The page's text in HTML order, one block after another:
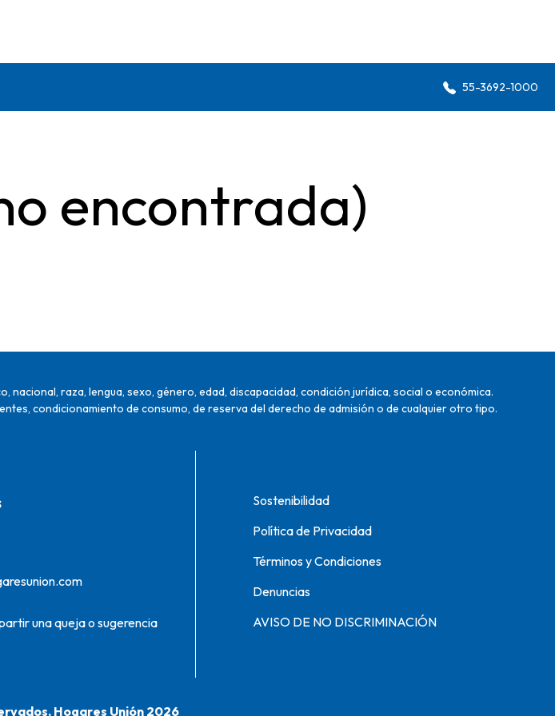
55-3692-1000
encontrada)
raza, lengua, sexo, género, edad, discapacidad, condición jurídica, social o económica.
condicionamiento de consumo, de reserva del derecho de admisión o de cualquier otro tipo.
una queja o sugerencia
Sostenibilidad
Política de Privacidad
Términos y Condiciones
Denuncias
AVISO DE NO DISCRIMINACIÓN
Hogares Unión 2026